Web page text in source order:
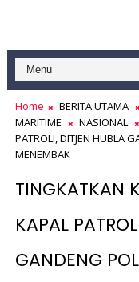
Home BERITA UTAMA
MARITIME
NASIONAL
PATROLI, DITJEN HUBLA
MENEMBAK
TINGKATKAN
KAPAL
GANDENG